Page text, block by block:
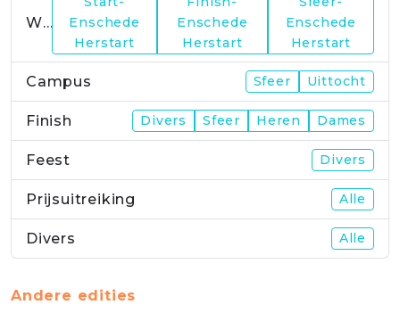
WP23
Enschede
Herstart
Enschede
Herstart
Enschede
Herstart
Campus Sfeer Uittocht
Finish Divers Sfeer Heren Dames
Feest Divers
Prijsuitreiking Alle
Divers Alle
Andere edities